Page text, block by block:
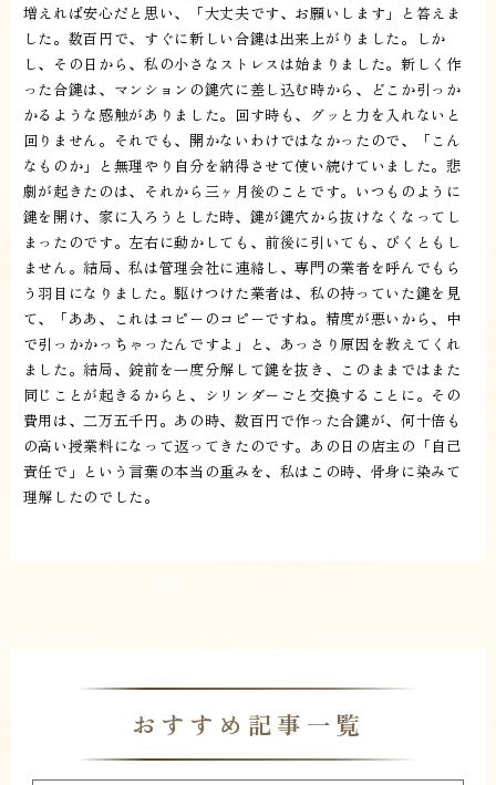
増えれば安心だと思い、「大丈夫です、お願いします」と答えま
した。数百円で、すぐに新しい合鍵は出来上がりました。しか
し、その日から、私の小さなストレスは始まりました。新しく作
った合鍵は、マンションの鍵穴に差し込む時から、どこか引っか
かるような感触がありました。回す時も、グッと力を入れないと
回りません。それでも、開かないわけではなかったので、「こん
なものか」と無理やり自分を納得させて使い続けていました。悲
劇が起きたのは、それから三ヶ月後のことです。いつものように
鍵を開け、家に入ろうとした時、鍵が鍵穴から抜けなくなってし
まったのです。左右に動かしても、前後に引いても、びくともし
ません。結局、私は管理会社に連絡し、専門の業者を呼んでもら
う羽目になりました。駆けつけた業者は、私の持っていた鍵を見
て、「ああ、これはコピーのコピーですね。精度が悪いから、中
で引っかかっちゃったんですよ」と、あっさり原因を教えてくれ
ました。結局、錠前を一度分解して鍵を抜き、このままではまた
同じことが起きるからと、シリンダーごと交換することに。その
費用は、二万五千円。あの時、数百円で作った合鍵が、何十倍も
の高い授業料になって返ってきたのです。あの日の店主の「自己
責任で」という言葉の本当の重みを、私はこの時、骨身に染みて
理解したのでした。
おすすめ記事一覧